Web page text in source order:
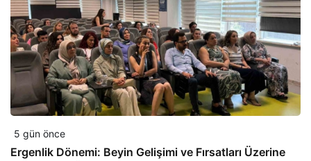
5 gün önce
Ergenlik Dönemi: Beyin Gelişimi ve Fırsatları Üzerine